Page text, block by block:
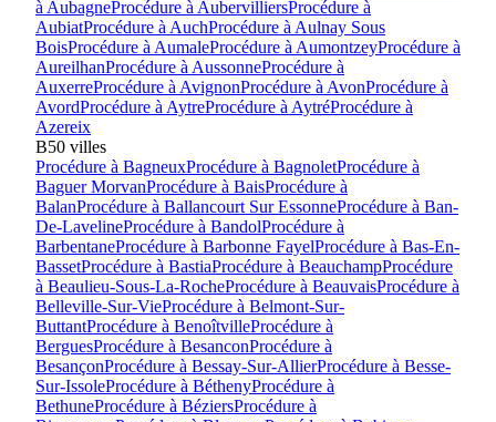
à AubagneProcédure à AubervilliersProcédure à
AubiatProcédure à AuchProcédure à Aulnay Sous
BoisProcédure à AumaleProcédure à AumontzeyProcédure à
AureilhanProcédure à AussonneProcédure à
AuxerreProcédure à AvignonProcédure à AvonProcédure à
AvordProcédure à AytreProcédure à AytréProcédure à
Azereix
B50 villes
Procédure à BagneuxProcédure à BagnoletProcédure à
Baguer MorvanProcédure à BaisProcédure à
BalanProcédure à Ballancourt Sur EssonneProcédure à Ban-
De-LavelineProcédure à BandolProcédure à
BarbentaneProcédure à Barbonne FayelProcédure à Bas-En-
BassetProcédure à BastiaProcédure à BeauchampProcédure
à Beaulieu-Sous-La-RocheProcédure à BeauvaisProcédure à
Belleville-Sur-VieProcédure à Belmont-Sur-
ButtantProcédure à BenoîtvilleProcédure à
BerguesProcédure à BesanconProcédure à
BesançonProcédure à Bessay-Sur-AllierProcédure à Besse-
Sur-IssoleProcédure à BéthenyProcédure à
BethuneProcédure à BéziersProcédure à